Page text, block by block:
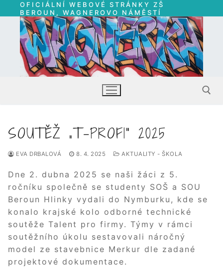
Přeskočit
na
obsah
OFICIÁLNÍ WEBOVÉ STRÁNKY ZŠ
BEROUN, WAGNEROVO NÁMĚSTÍ
Hledat:
SOUTĚŽ „T-PROFI“ 2025
EVA DRBALOVÁ 8. 4. 2025 AKTUALITY - ŠKOLA
Dne 2. dubna 2025 se naši žáci z 5.
ročníku společně se studenty SOŠ a SOU
Beroun Hlinky vydali do Nymburku, kde se
konalo krajské kolo odborné technické
soutěže Talent pro firmy. Týmy v rámci
soutěžního úkolu sestavovali náročný
model ze stavebnice Merkur dle zadané
projektové dokumentace.